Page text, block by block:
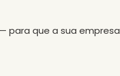
para que a sua empresa